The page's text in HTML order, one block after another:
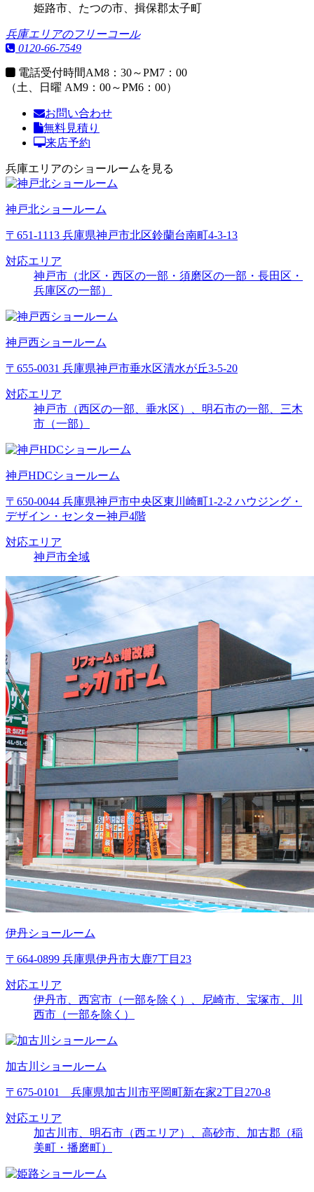
姫路市、たつの市、揖保郡太子町
兵庫エリアのフリーコール
0120-66-7549
電話受付時間AM8：30～PM7：00
（土、日曜 AM9：00～PM6：00）
お問い合わせ
無料見積り
来店予約
兵庫エリアのショールームを見る
神戸北ショールーム
〒651-1113 兵庫県神戸市北区鈴蘭台南町4-3-13
対応エリア
神戸市（北区・西区の一部・須磨区の一部・長田区・
兵庫区の一部）
神戸西ショールーム
〒655-0031 兵庫県神戸市垂水区清水が丘3-5-20
対応エリア
神戸市（西区の一部、垂水区）、明石市の一部、三木
市（一部）
神戸HDCショールーム
〒650-0044 兵庫県神戸市中央区東川崎町1-2-2 ハウジング・
デザイン・センター神戸4階
対応エリア
神戸市全域
伊丹ショールーム
〒664-0899 兵庫県伊丹市大鹿7丁目23
対応エリア
伊丹市、西宮市（一部を除く）、尼崎市、宝塚市、川
西市（一部を除く）
加古川ショールーム
〒675-0101 兵庫県加古川市平岡町新在家2丁目270-8
対応エリア
加古川市、明石市（西エリア）、高砂市、加古郡（稲
美町・播磨町）